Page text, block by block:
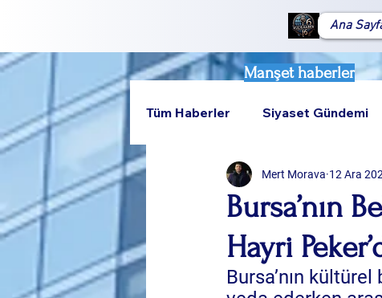
Ana
Manşet haberler
Tüm Haberler Siyaset Gündemi
Teknoloji Rumeli
Bursa’nın
Hayri
Mert Morava 12 Ara
Bursa’nın